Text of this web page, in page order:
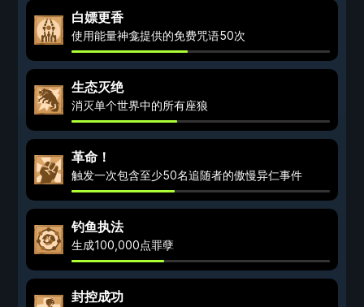
白嫖更香
使用能量神龛提供的免费咒语50次
生态灭绝
消灭单个世界中的所有座狼
革命！
触发一次包含至少50名追随者的傲慢异仁事件
钓鱼执法
生成100,000点罪孽
封控成功